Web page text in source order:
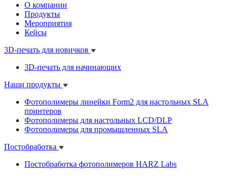
О компании
Продукты
Мероприятия
Кейсы
3D-печать для новичков
3D-печать для начинающих
Наши продукты
Фотополимеры линейки Form2 для настольных SLA
принтеров
Фотополимеры для настольных LCD/DLP
Фотополимеры для промышленных SLA
Постобработка
Постобработка фотополимеров HARZ Labs